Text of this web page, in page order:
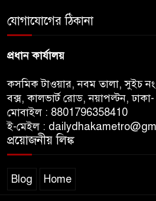
যোগাযোগের ঠিকানা
প্রধান কার্যালয়
কসমিক টাওয়ার, নবম তালা, সুইচ
বক্স, কালভার্ট রোড, নয়াপল্টন,
মোবাইল : 8801796358410
ই-মেইল :
প্রয়োজনীয় লিঙ্ক
Blog Home